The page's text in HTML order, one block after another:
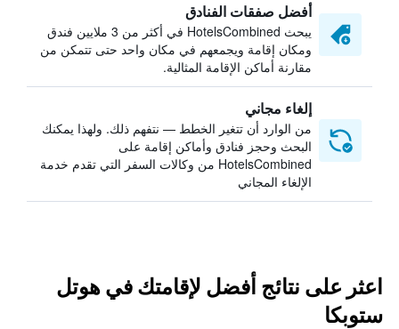
أفضل صفقات الفنادق
يبحث HotelsCombined في أكثر من 3 ملايين فندق
ومكان إقامة ويجمعهم في مكان واحد حتى تتمكن من
مقارنة أماكن الإقامة المثالية.
إلغاء مجاني
من الوارد أن تتغير الخطط — نتفهم ذلك. ولهذا يمكنك
البحث وحجز فنادق وأماكن إقامة على
HotelsCombined من وكالات السفر التي تقدم خدمة
الإلغاء المجاني
اعثر على نتائج أفضل لإقامتك في هوتل
ستوبكا